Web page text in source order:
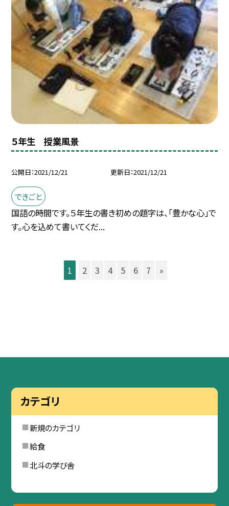
５年生 授業風景
公開日 2021/12/21 更新日 2021/12/21
できごと
国語の時間です。５年生の書き初めの題字は、「豊かな心」で
す。心を込めて書いてくだ...
1 2 3 4 5 6 7 »
カテゴリ
新規のカテゴリ
給食
北斗の学び舎